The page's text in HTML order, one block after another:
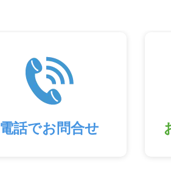
電話でお問合せ